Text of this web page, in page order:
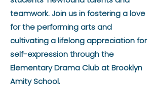
teamwork. Join us in fostering a love
for the performing arts and
cultivating a lifelong appreciation for
self-expression through the
Elementary Drama Club at Brooklyn
Amity School.